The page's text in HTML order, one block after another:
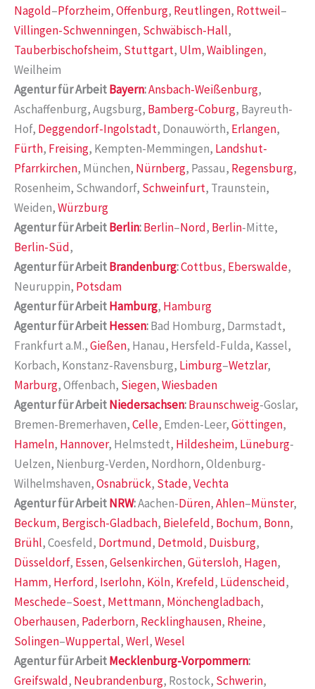
Nagold–Pforzheim,Offenburg, Reutlingen, Rottweil–
Villingen-Schwenningen, Schwäbisch-Hall,
Tauberbischofsheim, Stuttgart, Ulm,Waiblingen,
Weilheim
Agentur für ArbeitBayern:Ansbach-Weißenburg,
Aschaffenburg, Augsburg, Bamberg-Coburg, Bayreuth-
Hof, Deggendorf-Ingolstadt, Donauwörth, Erlangen,
Fürth, Freising, Kempten-Memmingen, Landshut-
Pfarrkirchen, München, Nürnberg, Passau, Regensburg,
Rosenheim, Schwandorf, Schweinfurt, Traunstein,
Weiden,Würzburg
Agentur für ArbeitBerlin:Berlin–Nord, Berlin-Mitte,
Berlin-Süd,
Agentur für ArbeitBrandenburg:Cottbus, Eberswalde,
Neuruppin, Potsdam
Agentur für ArbeitHamburg, Hamburg
Agentur für ArbeitHessen:Bad Homburg, Darmstadt,
Frankfurt a.M.,Gießen, Hanau, Hersfeld-Fulda, Kassel,
Korbach, Konstanz-Ravensburg, Limburg–Wetzlar,
Marburg, Offenbach, Siegen,Wiesbaden
Agentur für ArbeitNiedersachsen:Braunschweig-Goslar,
Bremen-Bremerhaven,Celle, Emden-Leer,Göttingen,
Hameln, Hannover, Helmstedt, Hildesheim, Lüneburg-
Uelzen, Nienburg-Verden, Nordhorn, Oldenburg-
Wilhelmshaven,Osnabrück, Stade,Vechta
Agentur für ArbeitNRW:Aachen-Düren,Ahlen–Münster,
Beckum, Bergisch-Gladbach, Bielefeld, Bochum, Bonn,
Brühl, Coesfeld, Dortmund, Detmold, Duisburg,
Düsseldorf, Essen,Gelsenkirchen,Gütersloh, Hagen,
Hamm, Herford, Iserlohn, Köln, Krefeld, Lüdenscheid,
Meschede–Soest, Mettmann, Mönchengladbach,
Oberhausen, Paderborn, Recklinghausen, Rheine,
Solingen–Wuppertal,Werl,Wesel
Agentur für ArbeitMecklenburg-Vorpommern:
Greifswald, Neubrandenburg, Rostock, Schwerin,